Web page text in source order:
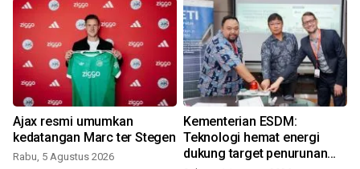
Ajax resmi umumkan
kedatangan Marc ter Stegen
Rabu, 5 Agustus 2026
Kementerian ESDM:
Teknologi hemat energi
dukung target penurunan